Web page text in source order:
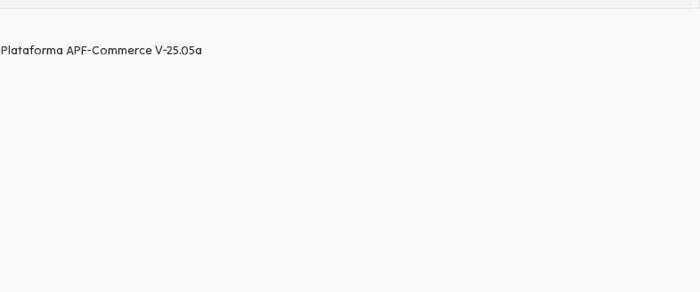
Plataforma APF-Commerce V-25.05a